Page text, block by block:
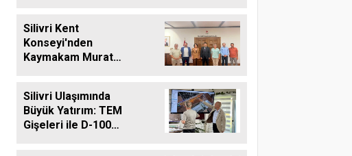
Silivri Kent
Konseyi'nden
Kaymakam Murat
Silivri Ulaşımında
Büyük Yatırım: TEM
Gişeleri ile D-100